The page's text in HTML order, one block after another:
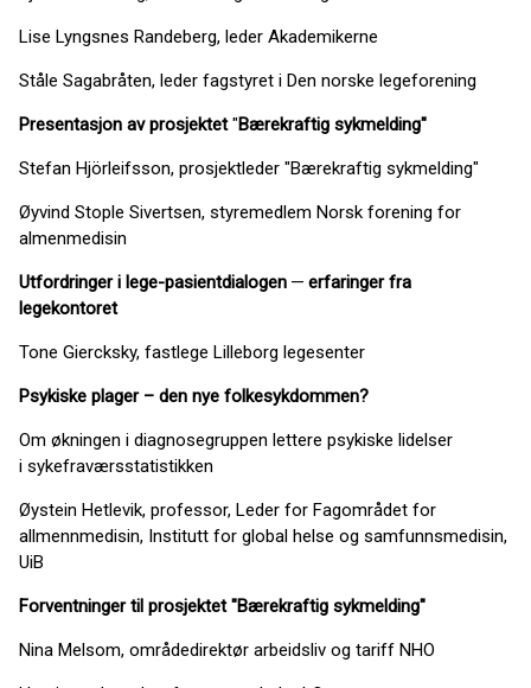
Lise Lyngsnes Randeberg, leder Akademikerne
Ståle Sagabråten, leder fagstyret i Den norske legeforening
Presentasjon av prosjektet​"Bærekraftig sykmelding"
Stefan Hjörleifsson, prosjektleder ​"Bærekraftig sykmelding"
Øyvind Stople Sivertsen, styremedlem Norsk forening for
almenmedisin
Utfordringer i lege-pasientdialogen — erfaringer fra
legekontoret
Tone Giercksky, fastlege Lilleborg legesenter
Psykiske plager – den nye folkesykdommen?
Om økningen i diagnosegruppen lettere psykiske lidelser
i sykefraværsstatistikken
Øystein Hetlevik, professor, Leder for Fagområdet for
allmennmedisin, Institutt for global helse og samfunnsmedisin,
UiB
Forventninger til prosjektet ​"Bærekraftig sykmelding"
Nina Melsom, områdedirektør arbeidsliv og tariff NHO